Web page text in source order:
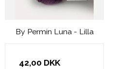
By Permin Luna - Lilla
42,00 DKK